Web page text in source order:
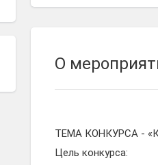
О
ТЕМА КОНКУРСА -
Цель конкурса: